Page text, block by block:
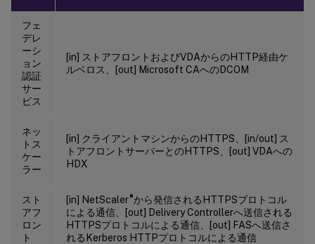
フェ
デレ
ーシ
ョン
認証
サー
ビス
[in] ストアフロントおよびVDAからのHTTP経由ケ
ルベロス、[out] Microsoft CAへのDCOM
ネッ
トス
ケー
ラー
[in] クライアントマシンからのHTTPS、[in/out] ス
トアフロントサーバーとのHTTPS、[out] VDAへの
HDX
スト
アフ
ロン
ト
[in] NetScaler®から発信されるHTTPSプロトコル
による通信、[out] Delivery Controllerへ送信される
HTTPSプロトコルによる通信、[out] FASへ送信さ
れるKerberos HTTPプロトコルによる通信